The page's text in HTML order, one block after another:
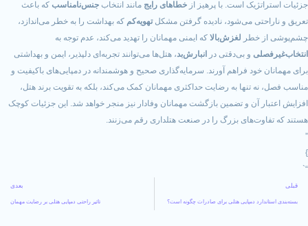
است. با پرهیز ازخطاهای رایج مانند انتخاب جنس‌نامناسب که باعث
می‌شود، نادیده گرفتن مشکلتهویه‌کم که بهداشت را به خطر می‌اندازد،
لغزش‌بالا که ایمنی مهمانان را تهدید می‌کند، عدم توجه به
و بی‌دقتی درانبارش‌بد، هتل‌ها می‌توانند تجربه‌ای دلپذیر، ایمن و بهداشتی
فراهم آورند. سرمایه‌گذاری صحیح و هوشمندانه در دمپایی‌های باکیفیت و
به رضایت حداکثری مهمانان کمک می‌کند، بلکه به تقویت برند هتل،
و تضمین بازگشت مهمانان وفادار نیز منجر خواهد شد. این جزئیات کوچک
بزرگ را در صنعت هتلداری رقم می‌زنند.
دمپایی هتلی برای صادرات چگونه است؟ تاثیر راحتی دمپایی هتلی بر رضایت مهمان